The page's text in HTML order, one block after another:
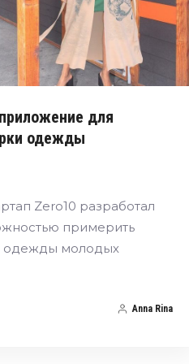
для
одежды
Zero10 разработал
примерить
одежды молодых
Anna Rina